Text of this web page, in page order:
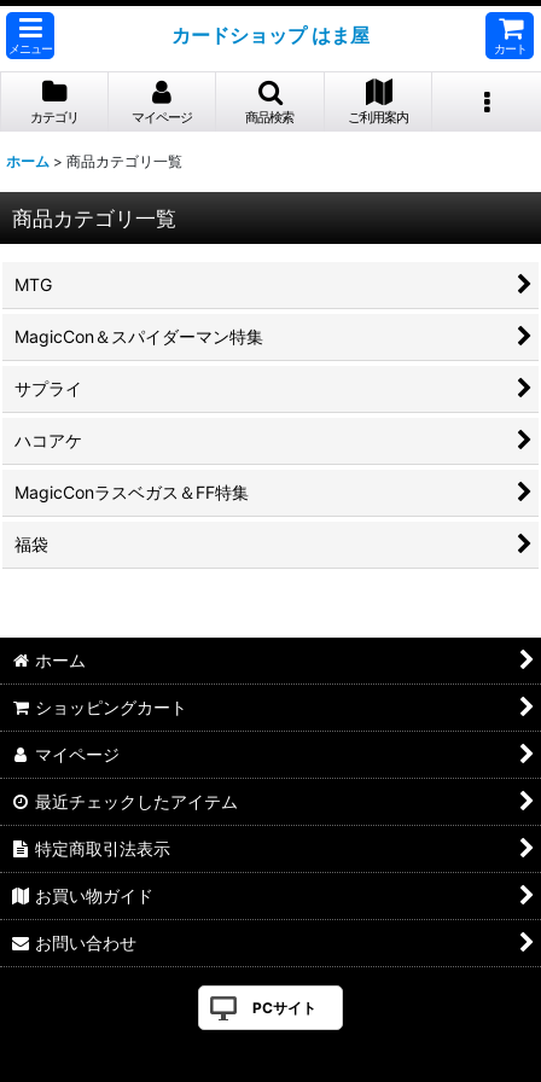
メニュー
カードショップ はま屋
カート
カテゴリ マイページ 商品検索 ご利用案内
ホーム > 商品カテゴリ一覧
商品カテゴリ一覧
MTG
MagicCon＆スパイダーマン特集
サプライ
ハコアケ
MagicConラスベガス＆FF特集
福袋
ホーム
ショッピングカート
マイページ
最近チェックしたアイテム
特定商取引法表示
お買い物ガイド
お問い合わせ
PCサイト